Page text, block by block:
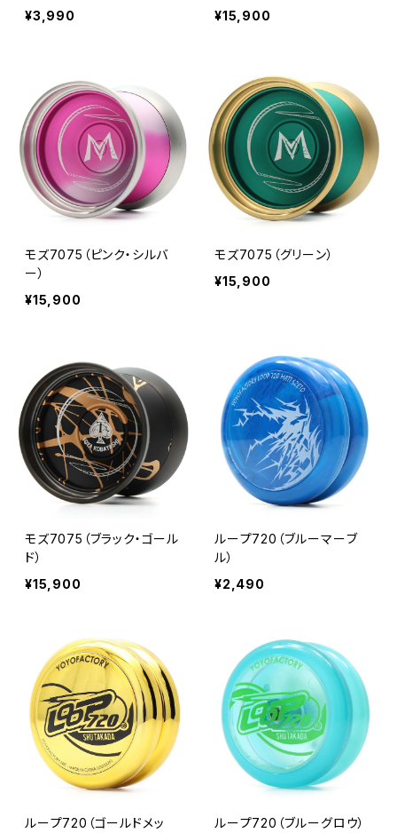
¥3,990
¥15,900
モズ7075（ピンク・シルバ
ー）
¥15,900
モズ7075（グリーン）
¥15,900
モズ7075（ブラック・ゴール
ド）
¥15,900
ループ720（ブルーマーブ
ル）
¥2,490
ループ720（ゴールドメッ
ループ720（ブルーグロウ）